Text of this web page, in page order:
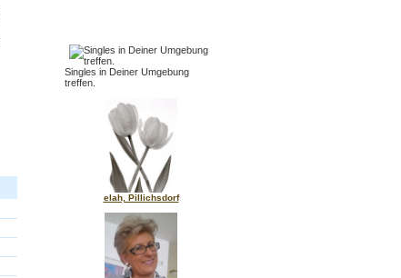
Singles in Deiner Umgebung
treffen.
elah, Pillichsdorf